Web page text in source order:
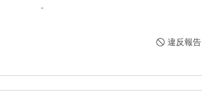
-
違反報告